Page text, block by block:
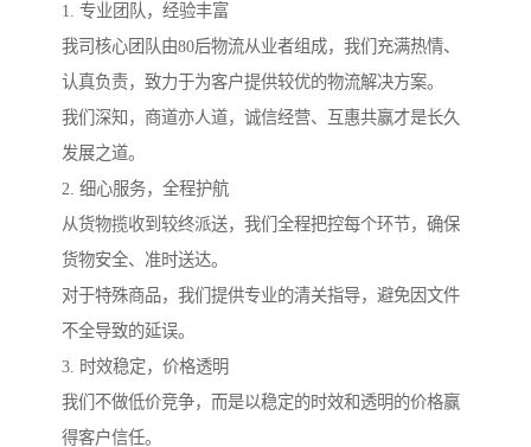
1. 专业团队，经验丰富
我司核心团队由80后物流从业者组成，我们充满热情、
认真负责，致力于为客户提供较优的物流解决方案。
我们深知，商道亦人道，诚信经营、互惠共赢才是长久
发展之道。
2. 细心服务，全程护航
从货物揽收到较终派送，我们全程把控每个环节，确保
货物安全、准时送达。
对于特殊商品，我们提供专业的清关指导，避免因文件
不全导致的延误。
3. 时效稳定，价格透明
我们不做低价竞争，而是以稳定的时效和透明的价格赢
得客户信任。